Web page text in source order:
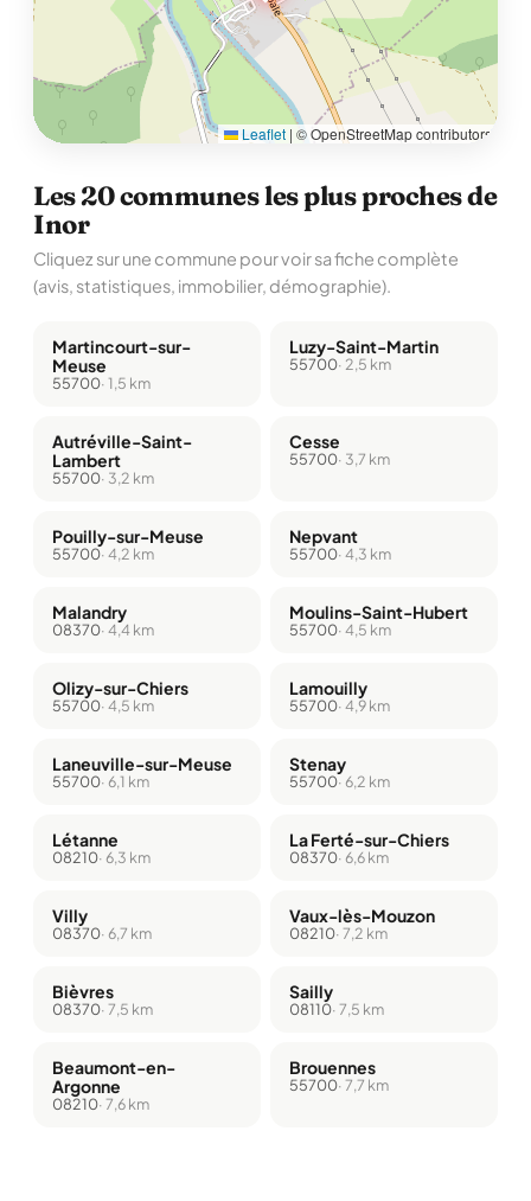
Leaflet | © OpenStreetMap contributors
Les 20 communes les plus proches de
Inor
Cliquez sur une commune pour voir sa fiche complète
(avis, statistiques, immobilier, démographie).
Martincourt-sur-
Meuse
55700· 1,5 km
Luzy-Saint-Martin
55700· 2,5 km
Autréville-Saint-
Lambert
55700· 3,2 km
Cesse
55700· 3,7 km
Pouilly-sur-Meuse
55700· 4,2 km
Nepvant
55700· 4,3 km
Malandry
08370· 4,4 km
Moulins-Saint-Hubert
55700· 4,5 km
Olizy-sur-Chiers
55700· 4,5 km
Lamouilly
55700· 4,9 km
Laneuville-sur-Meuse
55700· 6,1 km
Stenay
55700· 6,2 km
Létanne
08210· 6,3 km
La Ferté-sur-Chiers
08370· 6,6 km
Villy
08370· 6,7 km
Vaux-lès-Mouzon
08210· 7,2 km
Bièvres
08370· 7,5 km
Sailly
08110· 7,5 km
Beaumont-en-
Argonne
08210· 7,6 km
Brouennes
55700· 7,7 km